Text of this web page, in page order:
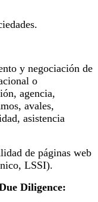
y negociación de
o
agencia,
avales,
asistencia
de páginas web
LSSI).
Diligence: